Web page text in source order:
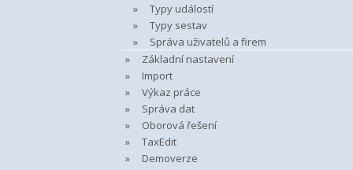
Typy událostí
Typy sestav
Správa uživatelů a firem
Základní nastavení
Import
Výkaz práce
Správa dat
Oborová řešení
TaxEdit
Demoverze